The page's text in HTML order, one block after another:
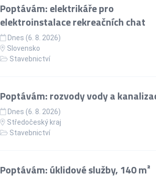
Poptávám: elektrikáře pro
elektroinstalace rekreačních chat
Dnes (6. 8. 2026)
Slovensko
Stavebnictví
Poptávám: rozvody vody a
Dnes (6. 8. 2026)
Středočeský kraj
Stavebnictví
Poptávám: úklidové služby, 140 m²